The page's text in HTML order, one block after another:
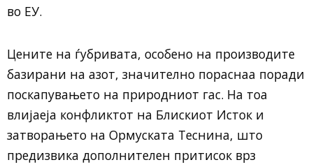
во ЕУ.
Цените на ѓубривата, особено на производите
базирани на азот, значително пораснаа поради
поскапувањето на природниот гас. На тоа
влијаеја конфликтот на Блискиот Исток и
затворањето на Ормуската Теснина, што
предизвика дополнителен притисок врз